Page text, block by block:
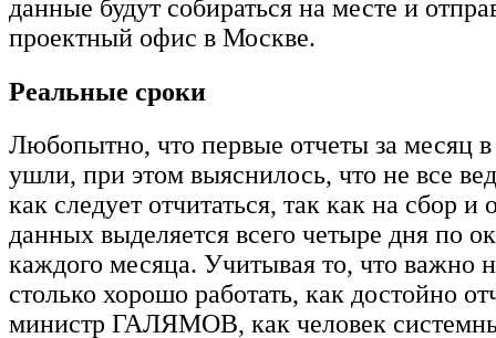
данные будут собираться на месте и
проектный офис в Москве.
Реальные сроки
Любопытно, что первые отчеты за месяц
ушли, при этом выяснилось, что не все
как следует отчитаться, так как на сбор и
данных выделяется всего четыре дня по
каждого месяца. Учитывая то, что важно
столько хорошо работать, как достойно
министр ГАЛЯМОВ, как человек